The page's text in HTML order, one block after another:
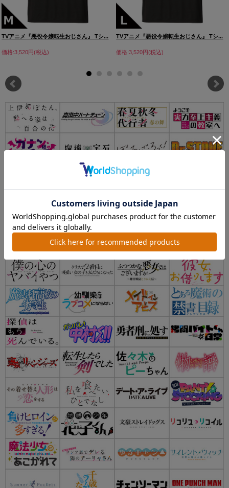
TVアニメ『悪役令嬢転生おじさん』 Tシ...
価格:3,520円(税込)
TVアニメ『悪役令嬢転生おじさん』 Tシ...
価格:3,520円(税込)